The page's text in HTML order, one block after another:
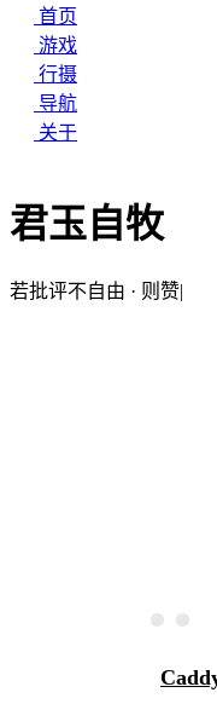
首页
游戏
行摄
导航
关于
君玉自牧
若批评不自由 · 则赞美无